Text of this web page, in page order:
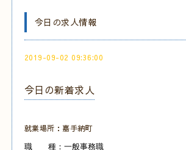
今日の求人情報
2019-09-02 09:36:00
今日の新着求人
就業場所：嘉手納町
職 種：一般事務職